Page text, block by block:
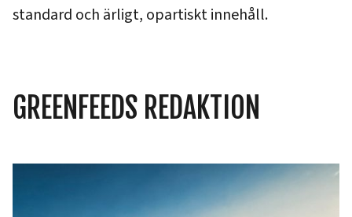
standard och ärligt, opartiskt innehåll.
GREENFEEDS REDAKTION